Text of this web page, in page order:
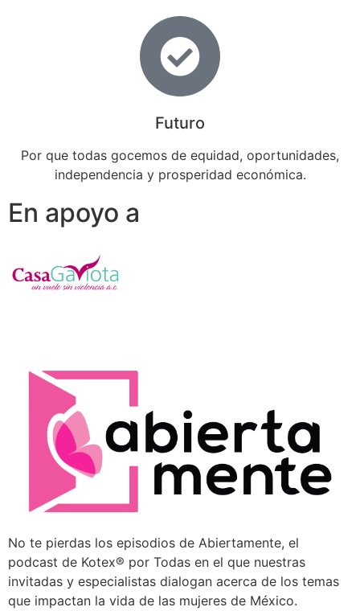
Futuro
Por que todas gocemos de equidad, oportunidades,
independencia y prosperidad económica.
En apoyo a
No te pierdas los episodios de Abiertamente, el
podcast de Kotex® por Todas en el que nuestras
invitadas y especialistas dialogan acerca de los temas
que impactan la vida de las mujeres de México.